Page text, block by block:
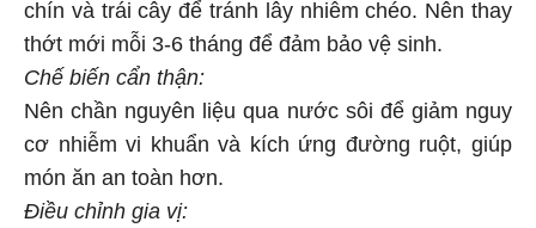
chín và trái cây để tránh lây nhiễm chéo. Nên thay
thớt mới mỗi 3-6 tháng để đảm bảo vệ sinh.
Chế biến cẩn thận:
Nên chần nguyên liệu qua nước sôi để giảm nguy
cơ nhiễm vi khuẩn và kích ứng đường ruột, giúp
món ăn an toàn hơn.
Điều chỉnh gia vị: